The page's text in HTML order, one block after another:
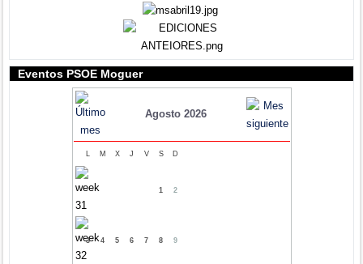
Eventos PSOE Moguer
Agosto 2026
L M X J V S D
1 2
3 4 5 6 7 8 9